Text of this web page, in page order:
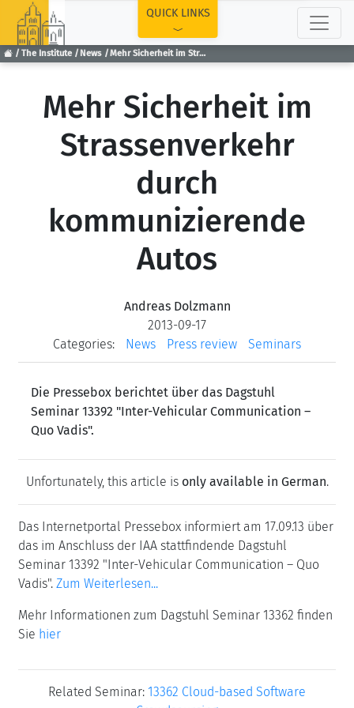
The Institute News Mehr Sicherheit im Strassenverkehr durch kommunizierende Autos
QUICK LINKS
Mehr Sicherheit im
Strassenverkehr
durch
kommunizierende
Autos
Andreas Dolzmann
2013-09-17
Categories:
News Press review Seminars
Die Pressebox berichtet über das Dagstuhl
Seminar 13392 "Inter-Vehicular Communication –
Quo Vadis".
Unfortunately, this article is only available in German.
Das Internetportal Pressebox informiert am 17.09.13 über
das im Anschluss der IAA stattfindende Dagstuhl
Seminar 13392 "Inter-Vehicular Communication – Quo
Vadis". Zum Weiterlesen...
Mehr Informationen zum Dagstuhl Seminar 13362 finden
Sie hier
Related Seminar: 13362 Cloud-based Software